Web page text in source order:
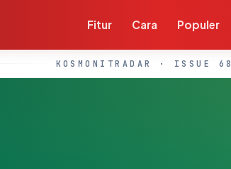
Fitur Cara Populer
KOSMONITRADAR · ISSUE 68